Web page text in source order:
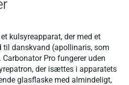
kulsyreapparat, der med et
danskvand (apollinaris, som
Pro fungerer uden
der isættes i apparatets
glasflaske med almindeligt,